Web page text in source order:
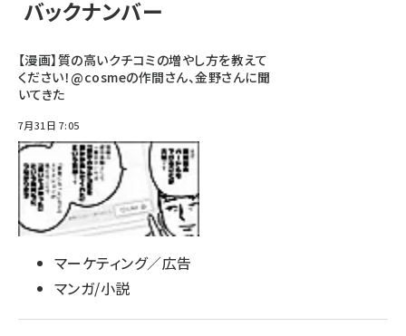
バックナンバー
【漫画】質の高いクチコミの増やし方を教えて
ください！@cosmeの作間さん、金野さんに聞
いてきた
7月31日 7:05
マーケティング／広告
マンガ/小説